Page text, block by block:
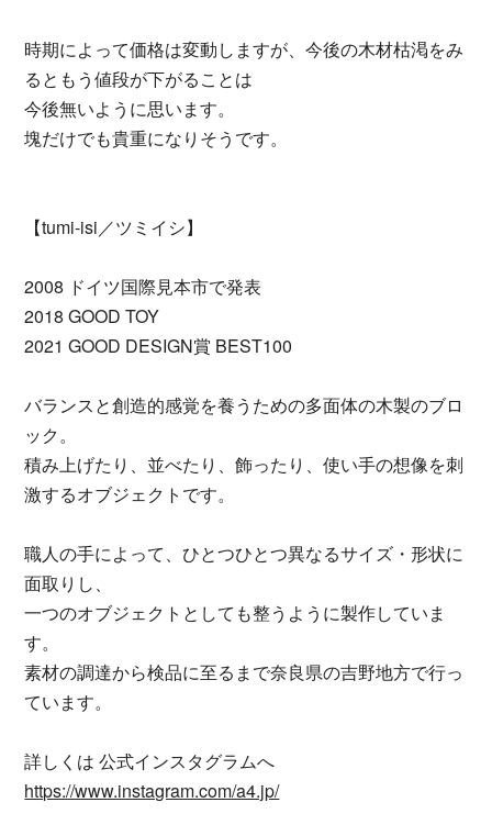
時期によって価格は変動しますが、今後の木材枯渇をみ
るともう値段が下がることは
今後無いように思います。
塊だけでも貴重になりそうです。
【tumi-isi／ツミイシ】
2008 ドイツ国際見本市で発表
2018 GOOD TOY
2021 GOOD DESIGN賞 BEST100
バランスと創造的感覚を養うための多面体の木製のブロ
ック。
積み上げたり、並べたり、飾ったり、使い手の想像を刺
激するオブジェクトです。
職人の手によって、ひとつひとつ異なるサイズ・形状に
面取りし、
一つのオブジェクトとしても整うように製作していま
す。
素材の調達から検品に至るまで奈良県の吉野地方で行っ
ています。
詳しくは 公式インスタグラムへ
https://www.instagram.com/a4.jp/